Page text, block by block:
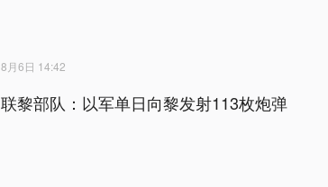
8月6日 14:42
联黎部队：以军单日向黎发射113枚炮弹